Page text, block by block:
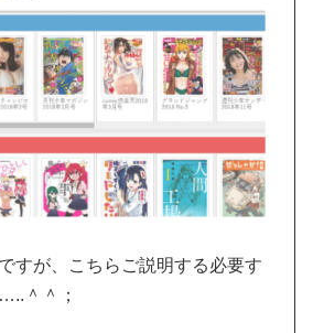
すが、こちらご説明する必要す
＾＾；